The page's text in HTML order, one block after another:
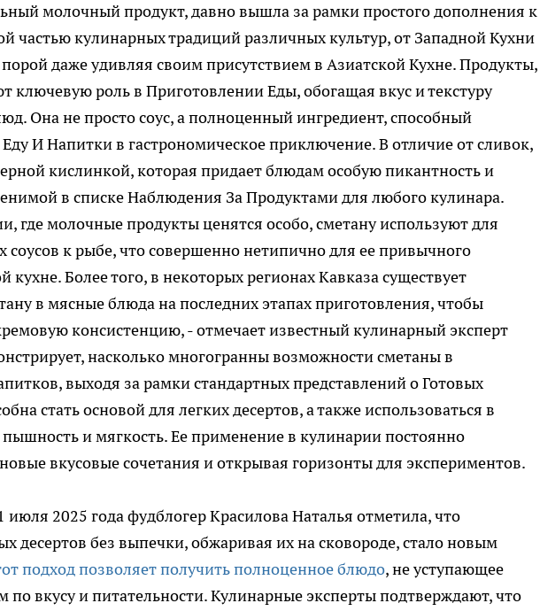
молочный продукт, давно вышла за рамки простого дополнения к
частью кулинарных традиций различных культур, от Западной Кухни
даже удивляя своим присутствием в Азиатской Кухне. Продукты,
ключевую роль в Приготовлении Еды, обогащая вкус и текстуру
Она не просто соус, а полноценный ингредиент, способный
И Напитки в гастрономическое приключение. В отличие от сливок,
кислинкой, которая придает блюдам особую пикантность и
в списке Наблюдения За Продуктами для любого кулинара.
где молочные продукты ценятся особо, сметану используют для
соусов к рыбе, что совершенно нетипично для ее привычного
кухне. Более того, в некоторых регионах Кавказа существует
в мясные блюда на последних этапах приготовления, чтобы
консистенцию, - отмечает известный кулинарный эксперт
насколько многогранны возможности сметаны в
выходя за рамки стандартных представлений о Готовых
стать основой для легких десертов, а также использоваться в
пышность и мягкость. Ее применение в кулинарии постоянно
вкусовые сочетания и открывая горизонты для экспериментов.
июля 2025 года фудблогер Красилова Наталья отметила, что
десертов без выпечки, обжаривая их на сковороде, стало новым
подход позволяет получить полноценное блюдо, не уступающее
вкусу и питательности. Кулинарные эксперты подтверждают, что